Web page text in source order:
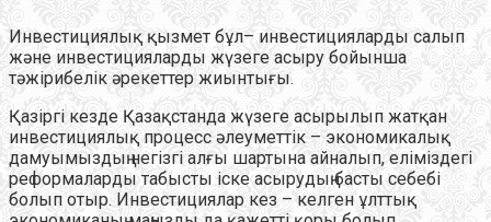
Инвестициялық қызмет бұл– инвестицияларды салып
және инвестицияларды жүзеге асыру бойынша
тәжірибелік әрекеттер жиынтығы.
Қазіргі кезде Қазақстанда жүзеге асырылып жатқан
инвестициялық процесс әлеуметтік – экономикалық
дамуымыздың негізгі алғы шартына айналып, еліміздегі
реформаларды табысты іске асырудың басты себебі
болып отыр. Инвестициялар кез – келген ұлттық